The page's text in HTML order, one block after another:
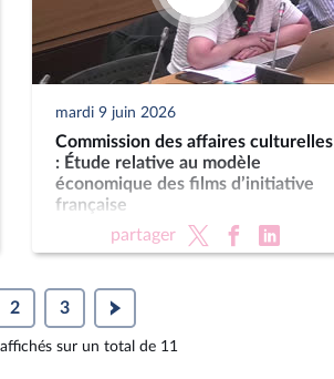
mardi 9 juin 2026
Commission des affaires culturelles
: Étude relative au modèle
économique des films d’initiative
française
partager
2 3
sur un total de 11